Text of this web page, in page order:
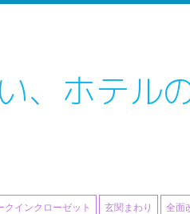
、ホテル
クインクローゼット 玄関まわり 全面